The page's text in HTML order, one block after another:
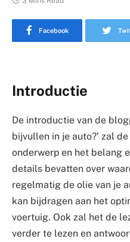
Facebook
Introductie
De introductie van de
bijvullen in je auto?’ zal
onderwerp en het belang
details bevatten over
regelmatig de olie van je
kan bijdragen aan het
voertuig. Ook zal het de
verder te lezen en